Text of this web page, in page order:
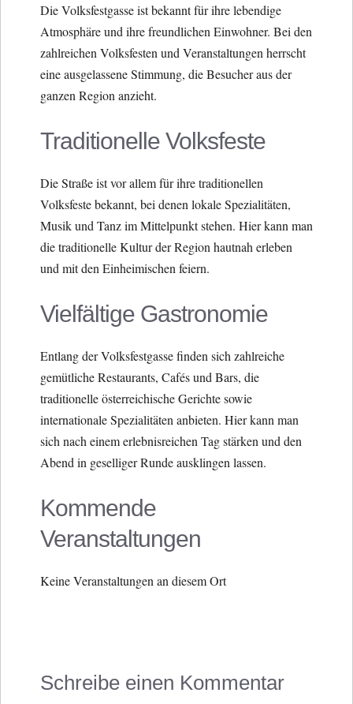
Die Volksfestgasse ist bekannt für ihre lebendige
Atmosphäre und ihre freundlichen Einwohner. Bei den
zahlreichen Volksfesten und Veranstaltungen herrscht
eine ausgelassene Stimmung, die Besucher aus der
ganzen Region anzieht.
Traditionelle Volksfeste
Die Straße ist vor allem für ihre traditionellen
Volksfeste bekannt, bei denen lokale Spezialitäten,
Musik und Tanz im Mittelpunkt stehen. Hier kann man
die traditionelle Kultur der Region hautnah erleben
und mit den Einheimischen feiern.
Vielfältige Gastronomie
Entlang der Volksfestgasse finden sich zahlreiche
gemütliche Restaurants, Cafés und Bars, die
traditionelle österreichische Gerichte sowie
internationale Spezialitäten anbieten. Hier kann man
sich nach einem erlebnisreichen Tag stärken und den
Abend in geselliger Runde ausklingen lassen.
Kommende
Veranstaltungen
Keine Veranstaltungen an diesem Ort
Schreibe einen Kommentar